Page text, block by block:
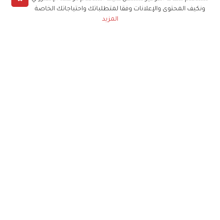
ونكيف المحتوى والإعلانات وفقا لمتطلباتك واحتياجاتك الخاصة
المزيد